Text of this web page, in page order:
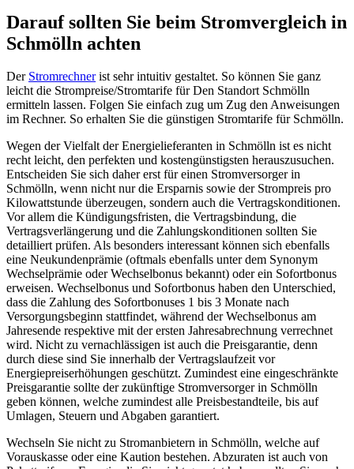
Darauf sollten Sie beim Stromvergleich in
Schmölln achten
Der Stromrechnerist sehr intuitiv gestaltet. So können Sie ganz
leicht die Strompreise/Stromtarife für Den Standort Schmölln
ermitteln lassen. Folgen Sie einfach zug um Zug den Anweisungen
im Rechner. So erhalten Sie die günstigen Stromtarife für Schmölln.
Wegen der Vielfalt der Energielieferanten in Schmölln ist es nicht
recht leicht, den perfekten und kostengünstigsten herauszusuchen.
Entscheiden Sie sich daher erst für einen Stromversorger in
Schmölln, wenn nicht nur die Ersparnis sowie der Strompreis pro
Kilowattstunde überzeugen, sondern auch die Vertragskonditionen.
Vor allem die Kündigungsfristen, die Vertragsbindung, die
Vertragsverlängerung und die Zahlungskonditionen sollten Sie
detailliert prüfen. Als besonders interessant können sich ebenfalls
eine Neukundenprämie (oftmals ebenfalls unter dem Synonym
Wechselprämie oder Wechselbonus bekannt) oder ein Sofortbonus
erweisen. Wechselbonus und Sofortbonus haben den Unterschied,
dass die Zahlung des Sofortbonuses 1 bis 3 Monate nach
Versorgungsbeginn stattfindet, während der Wechselbonus am
Jahresende respektive mit der ersten Jahresabrechnung verrechnet
wird. Nicht zu vernachlässigen ist auch die Preisgarantie, denn
durch diese sind Sie innerhalb der Vertragslaufzeit vor
Energiepreiserhöhungen geschützt. Zumindest eine eingeschränkte
Preisgarantie sollte der zukünftige Stromversorger in Schmölln
geben können, welche zumindest alle Preisbestandteile, bis auf
Umlagen, Steuern und Abgaben garantiert.
Wechseln Sie nicht zu Stromanbietern in Schmölln, welche auf
Vorauskasse oder eine Kaution bestehen. Abzuraten ist auch von